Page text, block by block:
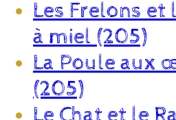
Les Frelons et
à miel (205)
La Poule aux
(205)